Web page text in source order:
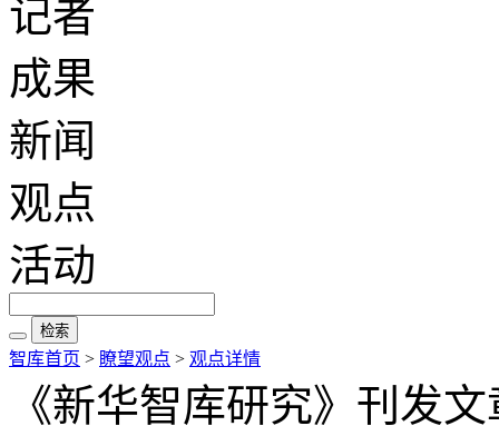
记者
成果
新闻
观点
活动
检索
智库首页 > 瞭望观点 > 观点详情
《新华智库研究》刊发